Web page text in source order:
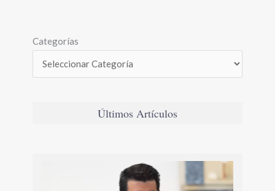
Categorías
Últimos Artículos